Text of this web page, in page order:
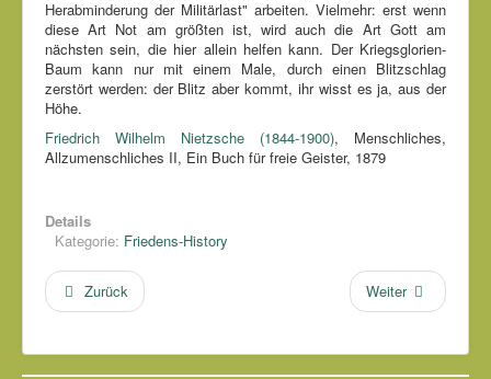
Herabminderung der Militärlast" arbeiten. Vielmehr: erst wenn
diese Art Not am größten ist, wird auch die Art Gott am
nächsten sein, die hier allein helfen kann. Der Kriegsglorien-
Baum kann nur mit einem Male, durch einen Blitzschlag
zerstört werden: der Blitz aber kommt, ihr wisst es ja, aus der
Höhe.
Friedrich Wilhelm Nietzsche (1844-1900), Menschliches,
Allzumenschliches II, Ein Buch für freie Geister, 1879
Details
Kategorie: Friedens-History
Zurück Weiter